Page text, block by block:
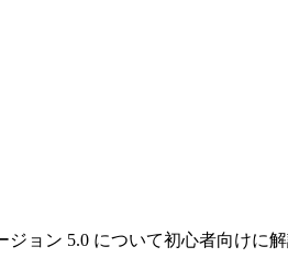
ョン 5.0 について初心者向けに